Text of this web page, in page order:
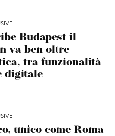
Budapest il
va ben oltre
tra funzionalità
digitale
unico come Roma